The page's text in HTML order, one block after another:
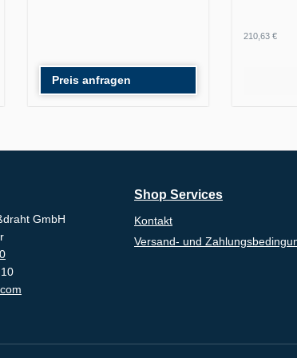
Preis anfragen
210,63 €
GmbH
Shop Services
Kontakt
Versand- und